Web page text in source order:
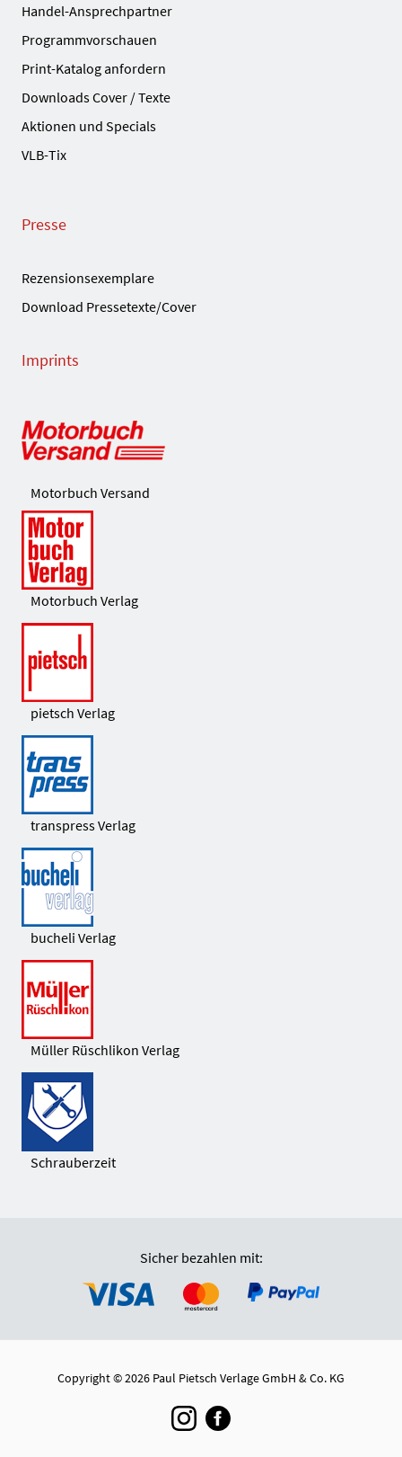
Handel-Ansprechpartner
Programmvorschauen
Print-Katalog anfordern
Downloads Cover / Texte
Aktionen und Specials
VLB-Tix
Presse
Rezensionsexemplare
Download Pressetexte/Cover
Imprints
Motorbuch Versand
Motorbuch Verlag
pietsch Verlag
transpress Verlag
bucheli Verlag
Müller Rüschlikon Verlag
Schrauberzeit
Sicher bezahlen mit:
Copyright © 2026 Paul Pietsch Verlage GmbH & Co. KG